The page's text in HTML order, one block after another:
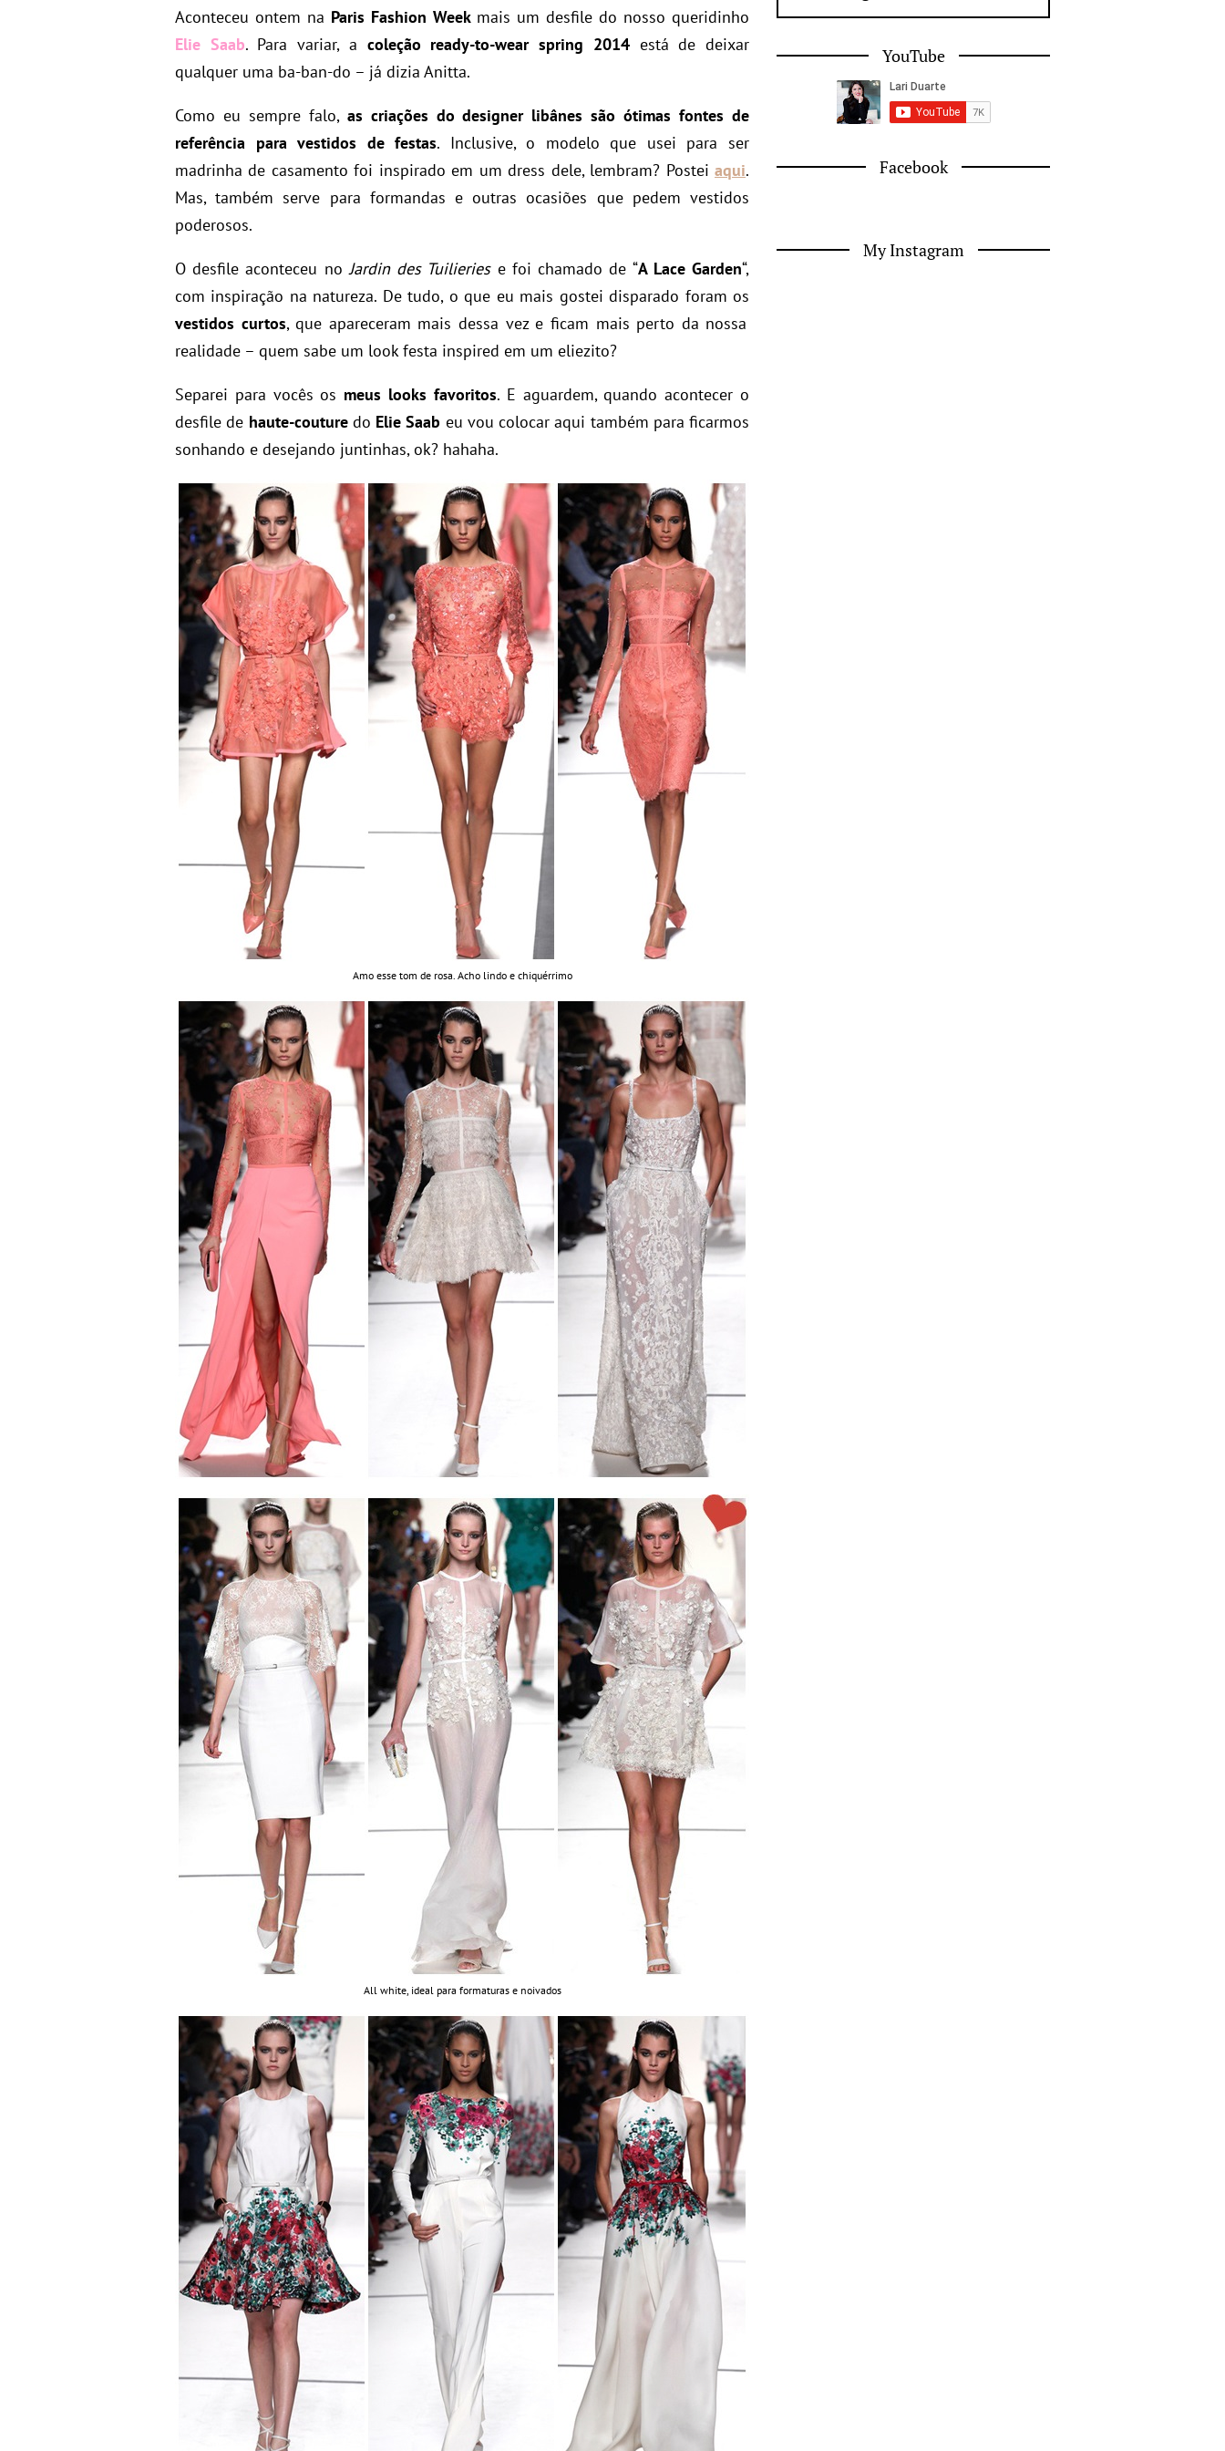
Aconteceu ontem na Paris Fashion Weekmais um desfile do nosso queridinho
Elie Saab. Para variar, a coleção ready-to-wear spring 2014está de deixar
qualquer uma ba-ban-do – já dizia Anitta.
Como eu sempre falo, as criações do designer libânes são ótimas fontes de
referência para vestidos de festas. Inclusive, o modelo que usei para ser
madrinha de casamento foi inspirado em um dress dele, lembram? Postei aqui.
Mas, também serve para formandas e outras ocasiões que pedem vestidos
poderosos.
O desfile aconteceu noJardin des Tuilieriese foi chamado de “A Lace Garden“,
com inspiração na natureza. De tudo, o que eu mais gostei disparado foram os
vestidos curtos, que apareceram mais dessa vez e ficam mais perto da nossa
realidade – quem sabe um look festa inspired em um eliezito?
Separei para vocês os meus looks favoritos. E aguardem, quando acontecer o
desfile de haute-couturedo Elie Saab eu vou colocar aqui também para ficarmos
sonhando e desejando juntinhas, ok? hahaha.
Amo esse tom de rosa. Acho lindo e chiquérrimo
All white, ideal para formaturas e noivados
YouTube
Facebook
My Instagram